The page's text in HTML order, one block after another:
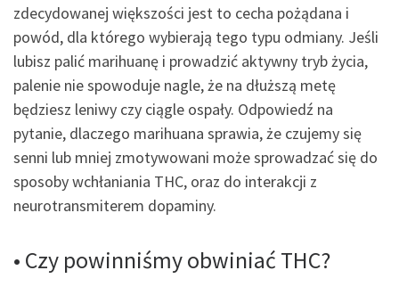
zdecydowanej większości jest to cecha pożądana i
powód, dla którego wybierają tego typu odmiany. Jeśli
lubisz palić marihuanę i prowadzić aktywny tryb życia,
palenie nie spowoduje nagle, że na dłuższą metę
będziesz leniwy czy ciągle ospały. Odpowiedź na
pytanie, dlaczego marihuana sprawia, że czujemy się
senni lub mniej zmotywowani może sprowadzać się do
sposoby wchłaniania THC, oraz do interakcji z
neurotransmiterem dopaminy.
• Czy powinniśmy obwiniać THC?